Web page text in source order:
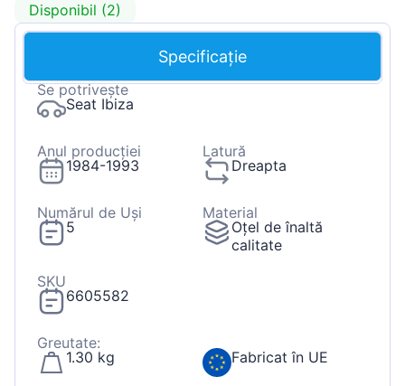
Disponibil (2)
Specificație
Se potrivește
Seat Ibiza
Anul producției
1984-1993
Latură
Dreapta
Numărul de Uși
5
Material
Oțel de înaltă
calitate
SKU
6605582
Greutate:
1.30 kg
Fabricat în UE